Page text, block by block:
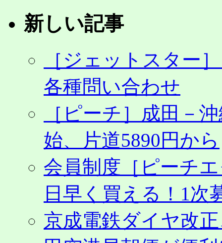
新しい記事
［ジェットスター
各種問い合わせ
［ピーチ］成田－
始、片道5890円から
会員制度［ピーチ
日早く買える！1次
京成電鉄ダイヤ改